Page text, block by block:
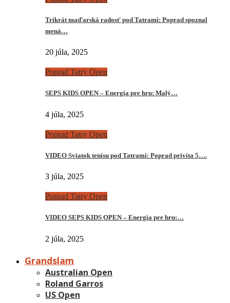
Trikrát maďarská radosť pod Tatrami: Poprad spoznal
mená…
20 júla, 2025
Poprad Tatry Open
SEPS KIDS OPEN – Energia pre hru: Malý…
4 júla, 2025
Poprad Tatry Open
VIDEO Sviatok tenisu pod Tatrami: Poprad privíta 5….
3 júla, 2025
Poprad Tatry Open
VIDEO SEPS KIDS OPEN – Energia pre hru:…
2 júla, 2025
Grandslam
Australian Open
Roland Garros
US Open